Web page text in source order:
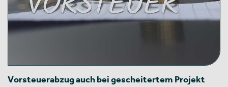
Vorsteuerabzug auch bei gescheitertem Projekt